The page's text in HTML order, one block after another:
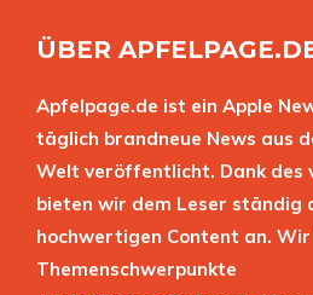
ÜBER
Apfelpage.de ist ein Apple
täglich brandneue News aus
Welt veröffentlicht. Dank des
bieten wir dem Leser ständig
hochwertigen Content an.
Themenschwerpunkte